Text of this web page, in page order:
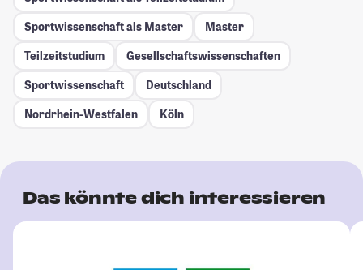
Sportwissenschaft als Master
Master
Teilzeitstudium
Gesellschafts­wissenschaften
Sportwissenschaft
Deutschland
Nordrhein-Westfalen
Köln
Das könnte dich interessieren